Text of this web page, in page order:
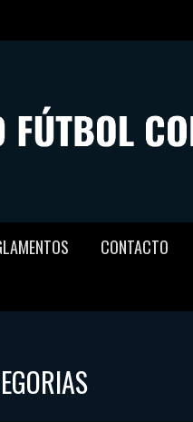
CONTACTO